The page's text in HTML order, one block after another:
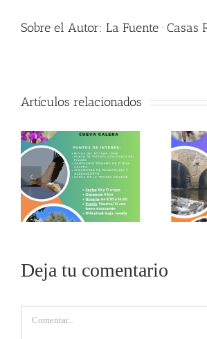
Sobre el Autor: La Fuente · Casas
Artículos relacionados
Deja tu comentario
Comentar